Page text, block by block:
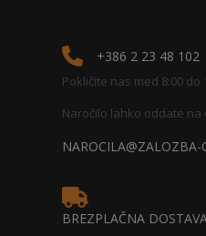
+386 2 23 48 102
Pokličite nas med 8:00 do
Naročilo lahko oddate na
NAROCILA@ZALOZBA-
BREZPLAČNA